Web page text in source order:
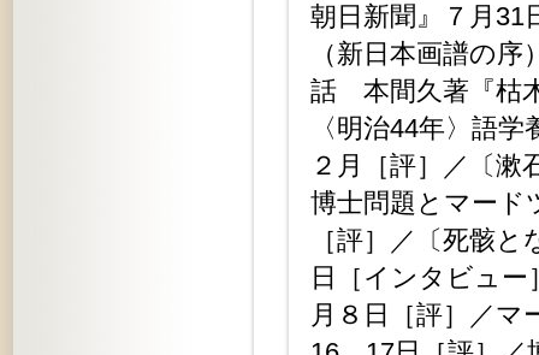
朝日新聞』７月31
（新日本画譜の
話 本間久著『枯
〈明治44年〉語
２月［評］／〔漱
博士問題とマード
［評］／〔死骸
日［インタビュー
月８日［評］／マ